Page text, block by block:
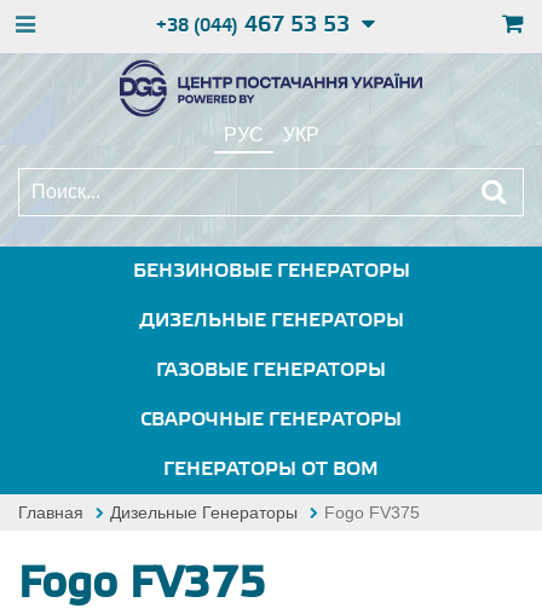
+38 (044) 467 53 53
РУС УКР
БЕНЗИНОВЫЕ ГЕНЕРАТОРЫ
ДИЗЕЛЬНЫЕ ГЕНЕРАТОРЫ
ГАЗОВЫЕ ГЕНЕРАТОРЫ
СВАРОЧНЫЕ ГЕНЕРАТОРЫ
ГЕНЕРАТОРЫ ОТ ВОМ
Главная Дизельные Генераторы Fogo FV375
Fogo FV375